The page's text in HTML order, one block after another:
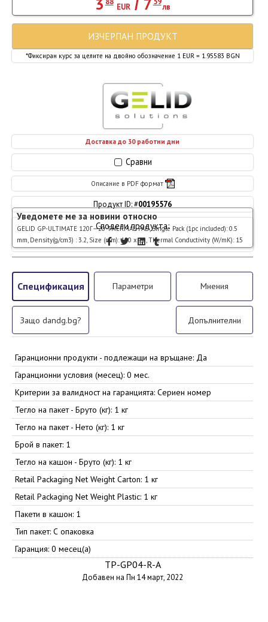
Сравни
Описание в PDF формат
Продукт ID: #00195576
Сподели продукта:
Доставка до 30 работни дни
3 EUR/ 7 лв
*Фиксиран курс за целите на двойно обозначение 1 EUR = 1.95583 BGN
ИЗЧЕРПАН ПРОДУКТ
Уведомете ме за новини относно
GELID GP-ULTIMATE 120Г—20 THERMAL PAD, Single Pack (1pc included): 0.5
mm, Density(g/cm3) : 3.2, Size (mm): 120 x 20, Thermal Conductivity (W/mK): 15
Спецификация Параметри Мнения
Защо dandg.bg? Допълнителни
Гаранционни продукти - подлежащи на връщане: Да
Гаранционни условия (месец): 0 мес.
Критерии за валидност на гаранцията: Сериен номер
Тегло на пакет - Бруто (кг): 1 кг
Тегло на пакет - Нето (кг): 1 кг
Брой в пакет: 1
Тегло на кашон - Бруто (кг): 1 кг
Retail Packaging Net Weight Carton: 1 кг
Retail Packaging Net Weight Plastic: 1 кг
Пакети в кашон: 1
Тип пакет: С опаковка
Гаранция: 0 месец(а)
TP-GP04-R-A
Добавен на Пн 14 март, 2022